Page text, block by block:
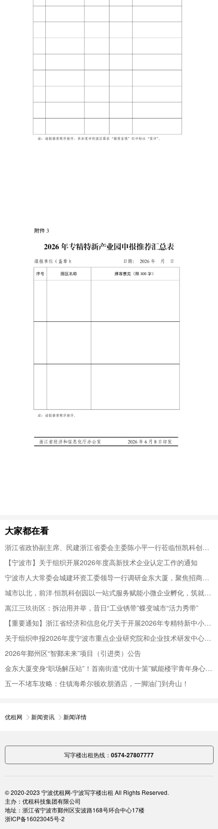
大家都在看
浙江省政协副主席、民建浙江省委会主委陈小平一行莅临恒凯科创调研指导
【宁波市】关于组织开展2026年度高新技术企业认定工作的通知
宁波市人大常委会城建环资工委领导一行调研金东大厦，聚焦招商提能提质增效，赋能楼宇经济高质量发展
城市以北，前洋·恒凯科创园以一站式服务赋能小微企业孵化，筑就青年人才“强磁场”
嵩江三玖街区：拆治用并举，昔日“工业锈带”蝶变城市“活力秀带”
【重要通知】浙江省经济和信息化厅关于开展2026年专精特新中小企业认定和复核工作的通知
关于组织申报2026年度宁波市重点企业研究院和企业技术研发中心的通知
2026年鄞州区“智鄞未来”项目（引进类）公告
金东大厦变身“职场解压站”！首南街道“优街十策”赋能楼宇青年身心健康
五一不堵车攻略：住镇海希尔顿欢朋酒店，一脚油门到舟山！
优租网 新闻资讯 新闻详情
写字楼出租热线： 0574-27807777
© 2020-2023 宁波优租网-宁波写字楼出租 All Rights Reserved.
主办：优租科技集团有限公司
地址：浙江省宁波市鄞州区安波路168号环合中心17楼
浙ICP备16023045号-2